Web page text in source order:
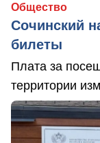
Общество
Сочинский
билеты
Плата за
территории